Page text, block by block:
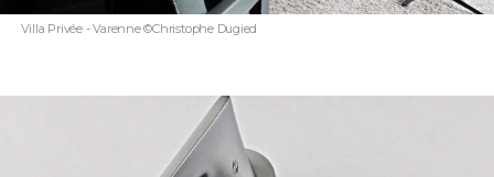
Villa Privée - Varenne ©Christophe Dugied